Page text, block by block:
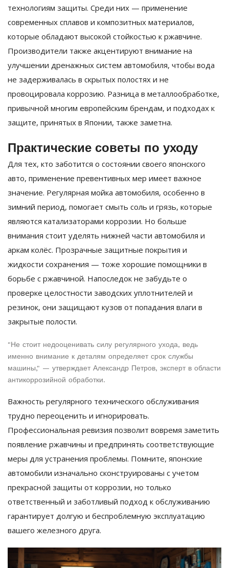
технологиям защиты. Среди них — применение
современных сплавов и композитных материалов,
которые обладают высокой стойкостью к ржавчине.
Производители также акцентируют внимание на
улучшении дренажных систем автомобиля, чтобы вода
не задерживалась в скрытых полостях и не
провоцировала коррозию. Разница в металлообработке,
привычной многим европейским брендам, и подходах к
защите, принятых в Японии, также заметна.
Практические советы по уходу
Для тех, кто заботится о состоянии своего японского
авто, применение превентивных мер имеет важное
значение. Регулярная мойка автомобиля, особенно в
зимний период, помогает смыть соль и грязь, которые
являются катализаторами коррозии. Но больше
внимания стоит уделять нижней части автомобиля и
аркам колёс. Прозрачные защитные покрытия и
жидкости сохранения — тоже хорошие помощники в
борьбе с ржавчиной. Напоследок не забудьте о
проверке целостности заводских уплотнителей и
резинок, они защищают кузов от попадания влаги в
закрытые полости.
"Не стоит недооценивать силу регулярного ухода, ведь
именно внимание к деталям определяет срок службы
машины," — утверждает Александр Петров, эксперт в области
антикоррозийной обработки.
Важность регулярного технического обслуживания
трудно переоценить и игнорировать.
Профессиональная ревизия позволит вовремя заметить
появление ржавчины и предпринять соответствующие
меры для устранения проблемы. Помните, японские
автомобили изначально сконструированы с учетом
прекрасной защиты от коррозии, но только
ответственный и заботливый подход к обслуживанию
гарантирует долгую и беспроблемную эксплуатацию
вашего железного друга.